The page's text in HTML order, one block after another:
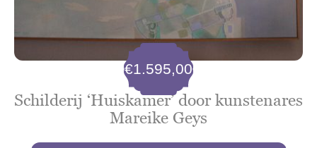
Schilderij ‘Huiskamer’ door kunstenares
Mareike Geys
€1.595,00